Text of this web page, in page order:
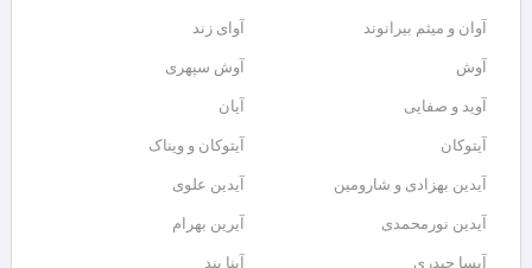
آوان و میثم بیرانوند آوای زند
آوش آوش سپهری
آوید و صفایی آیان
آیتوکان آیتوکان و ویناک
آیدین بهزادی و شارومین آیدین علوی
آیدین نورمحمدی آیرین بهرام
آیسا حیدری آینا بند